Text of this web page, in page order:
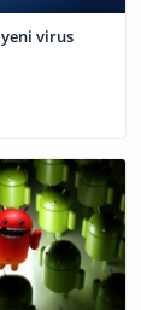
virus